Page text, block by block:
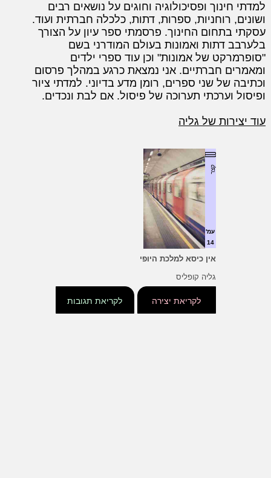
למדתי חינוך ופסיכולוגיה וחוגים על נושאים רבים
ושונים, רוחניות, ספרות, דתות, כלכלה חברתית ועוד.
עסקתי בתחום החינוך. פרסמתי ספר עיון על הצורך
בלערבב דתות ואמונות בעולם המודרני בשם
"סופרמרקט של אמונות" וכן עוד ספרי ילדים
ומאמרים חברתיים. אני נמצאת כרגע במהלך פרסום
וכתיבה של שני ספרים, רומן מדע בדיוני. למדתי ציור
ופיסול וערכתי תערוכה של פיסול. אם לבת ונכדים.
עוד יצירות של גליה
קצר
עמ'
14
אין כיסא למלכת היופי
גליה קופליס
לקריאת תגובות לקריאת יצירה